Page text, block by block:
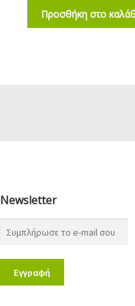
Προσθήκη στο
Newsletter